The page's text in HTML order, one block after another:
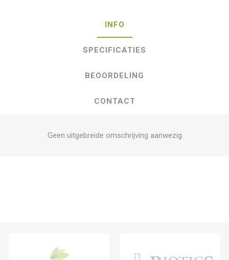
INFO
SPECIFICATIES
BEOORDELING
CONTACT
Geen uitgebreide omschrijving aanwezig